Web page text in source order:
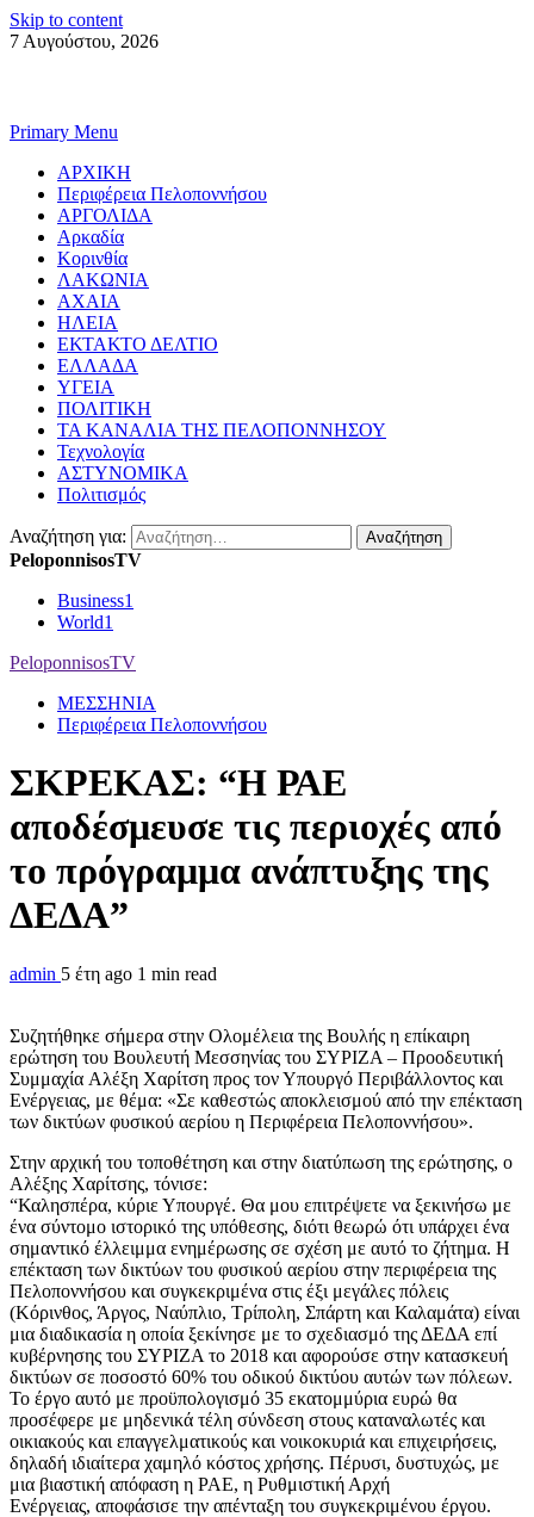
Skip to content
7 Αυγούστου, 2026
Primary Menu
ΑΡΧΙΚΗ
Περιφέρεια Πελοποννήσου
ΑΡΓΟΛΙΔΑ
Αρκαδία
Κορινθία
ΛΑΚΩΝΙΑ
ΑΧΑΙΑ
ΗΛΕΙΑ
ΕΚΤΑΚΤΟ ΔΕΛΤΙΟ
ΕΛΛΑΔΑ
ΥΓΕΙΑ
ΠΟΛΙΤΙΚΗ
ΤΑ ΚΑΝΑΛΙΑ ΤΗΣ ΠΕΛΟΠΟΝΝΗΣΟΥ
Τεχνολογία
ΑΣΤΥΝΟΜΙΚΑ
Πολιτισμός
Αναζήτηση για:
PeloponnisosTV
Business1
World1
PeloponnisosTV
ΜΕΣΣΗΝΙΑ
Περιφέρεια Πελοποννήσου
ΣΚΡΕΚΑΣ: “Η ΡΑΕ
αποδέσμευσε τις περιοχές από
το πρόγραμμα ανάπτυξης της
ΔΕΔΑ”
admin 5 έτη ago 1 min read
Συζητήθηκε σήμερα στην Ολομέλεια της Βουλής η επίκαιρη
ερώτηση του Βουλευτή Μεσσηνίας του ΣΥΡΙΖΑ – Προοδευτική
Συμμαχία Αλέξη Χαρίτση προς τον Υπουργό Περιβάλλοντος και
Ενέργειας, με θέμα: «Σε καθεστώς αποκλεισμού από την επέκταση
των δικτύων φυσικού αερίου η Περιφέρεια Πελοποννήσου».
Στην αρχική του τοποθέτηση και στην διατύπωση της ερώτησης, ο
Αλέξης Χαρίτσης, τόνισε:
“Καλησπέρα, κύριε Υπουργέ. Θα μου επιτρέψετε να ξεκινήσω με
ένα σύντομο ιστορικό της υπόθεσης, διότι θεωρώ ότι υπάρχει ένα
σημαντικό έλλειμμα ενημέρωσης σε σχέση με αυτό το ζήτημα. Η
επέκταση των δικτύων του φυσικού αερίου στην περιφέρεια της
Πελοποννήσου και συγκεκριμένα στις έξι μεγάλες πόλεις
(Κόρινθος, Άργος, Ναύπλιο, Τρίπολη, Σπάρτη και Καλαμάτα) είναι
μια διαδικασία η οποία ξεκίνησε με το σχεδιασμό της ΔΕΔΑ επί
κυβέρνησης του ΣΥΡΙΖΑ το 2018 και αφορούσε στην κατασκευή
δικτύων σε ποσοστό 60% του οδικού δικτύου αυτών των πόλεων.
Το έργο αυτό με προϋπολογισμό 35 εκατομμύρια ευρώ θα
προσέφερε με μηδενικά τέλη σύνδεση στους καταναλωτές και
οικιακούς και επαγγελματικούς και νοικοκυριά και επιχειρήσεις,
δηλαδή ιδιαίτερα χαμηλό κόστος χρήσης. Πέρυσι, δυστυχώς, με
μια βιαστική απόφαση η ΡΑΕ, η Ρυθμιστική Αρχή
Ενέργειας, αποφάσισε την απένταξη του συγκεκριμένου έργου.